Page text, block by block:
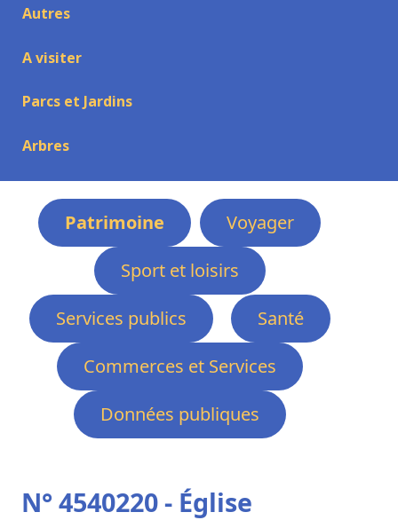
Autres
A visiter
Parcs et Jardins
Arbres
Patrimoine
Voyager
Sport et loisirs
Services publics
Santé
Commerces et Services
Données publiques
N° 4540220 - Église